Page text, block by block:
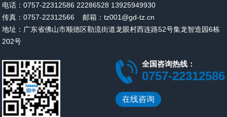
电话：0757-22312586 22286528 13925949930
传真：0757-22312566 邮箱：tz001@gd-tz.cn
地址：广东省佛山市顺德区勒流街道龙眼村西连路52号集龙智造园6栋
202号
全国咨询热线：
0757-22312586
在线咨询